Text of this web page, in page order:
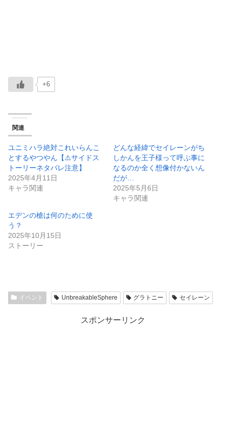
+6
関連
ユニミハラ絶対これいらんこ
とするやつやん【⚠️サイドス
トーリーネタバレ注意】
2025年4月11日
キャラ関連
どんな経緯でセイレーンがち
しかんを王子様って呼ぶ事に
なるのか全く想像付かないん
だが…
2025年5月6日
キャラ関連
エデンの槍は何のために使
う？
2025年10月15日
ストーリー
イベント UnbreakableSphere グラトニー セイレーン
スポンサーリンク